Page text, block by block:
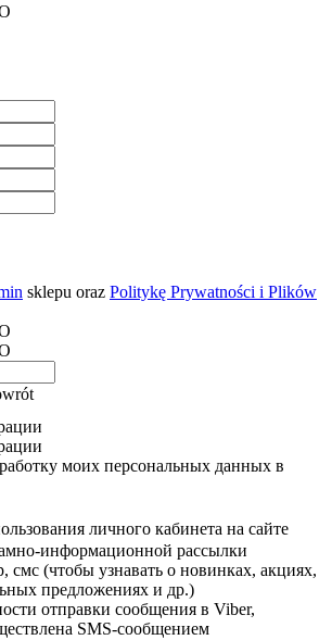
sklepu oraz Politykę Prywatności i Plików
моих персональных данных в
личного кабинета на сайте
информационной рассылки
смс (чтобы узнавать о новинках, акциях,
предложениях и др.)
отправки сообщения в Viber,
SMS-сообщением